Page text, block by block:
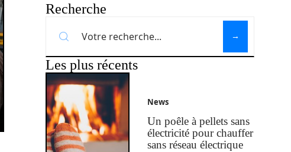
Recherche
Les plus récents
News
Un poêle à pellets sans
électricité pour chauffer
sans réseau électrique